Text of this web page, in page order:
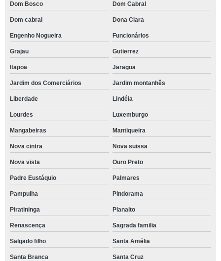
Dom Bosco Dom Cabral
Dom cabral Dona Clara
Engenho Nogueira Funcionários
Grajau Gutierrez
Itapoa Jaragua
Jardim dos Comerciários Jardim montanhês
Liberdade Lindéia
Lourdes Luxemburgo
Mangabeiras Mantiqueira
Nova cintra Nova suissa
Nova vista Ouro Preto
Padre Eustáquio Palmares
Pampulha Pindorama
Piratininga Planalto
Renascença Sagrada familia
Salgado filho Santa Amélia
Santa Branca Santa Cruz